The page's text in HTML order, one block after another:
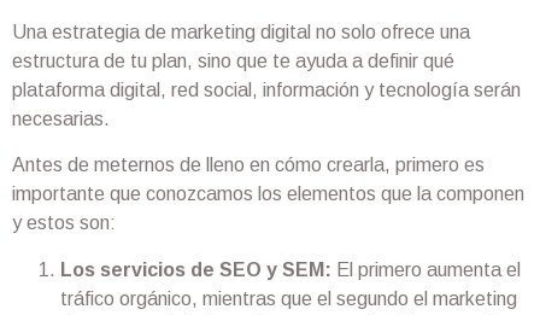
Una estrategia de marketing digital no solo ofrece una
estructura de tu plan, sino que te ayuda a definir qué
plataforma digital, red social, información y tecnología serán
necesarias.
Antes de meternos de lleno en cómo crearla, primero es
importante que conozcamos los elementos que la componen
y estos son:
Los servicios de SEO y SEM: El primero aumenta el
tráfico orgánico, mientras que el segundo el marketing